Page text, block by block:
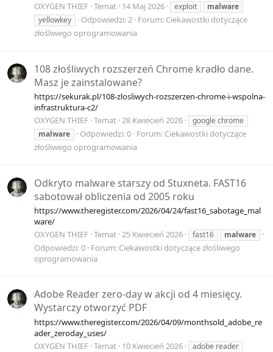
OXYGEN THIEF Temat 14 Maj 2026 exploit
malware
yellowkey
Odpowiedzi: 2 Forum: Ciekawostki dotyczące
złośliwego oprogramowania
108 złośliwych rozszerzeń Chrome kradło dane.
Masz je zainstalowane?
https://sekurak.pl/108-zlosliwych-rozszerzen-chrome-i-wspolna-
infrastruktura-c2/
OXYGEN THIEF Temat 28 Kwiecień 2026
google chrome
malware
Odpowiedzi: 0 Forum: Ciekawostki dotyczące
złośliwego oprogramowania
Odkryto malware starszy od Stuxneta. FAST16
sabotował obliczenia od 2005 roku
https://www.theregister.com/2026/04/24/fast16_sabotage_mal
ware/
OXYGEN THIEF Temat 25 Kwiecień 2026 fast16 malware
Odpowiedzi: 0 Forum: Ciekawostki dotyczące złośliwego
oprogramowania
Adobe Reader zero-day w akcji od 4 miesięcy.
Wystarczy otworzyć PDF
https://www.theregister.com/2026/04/09/monthsold_adobe_re
ader_zeroday_uses/
OXYGEN THIEF Temat 10 Kwiecień 2026
adobe reader